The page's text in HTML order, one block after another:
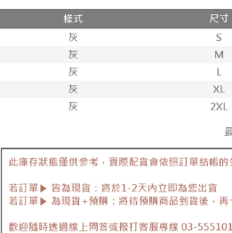
每筆NT$90，滿NT$999(含以上)免運費
離島郵局配送
每筆NT$90，滿NT$999(含以上)免運費